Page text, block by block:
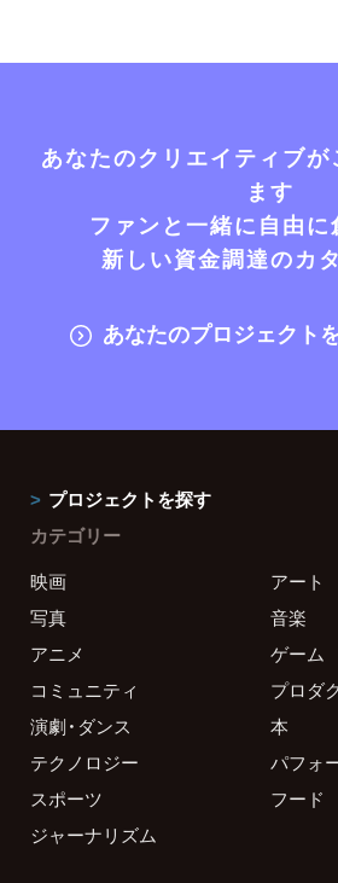
あなたのクリエイティブが
ます
ファンと一緒に自由に
新しい資金調達のカ
あなたのプロジェクト
プロジェクトを探す
カテゴリー
映画
アート
写真
音楽
アニメ
ゲーム
コミュニティ
プロダ
演劇・ダンス
本
テクノロジー
パフォ
スポーツ
フード
ジャーナリズム